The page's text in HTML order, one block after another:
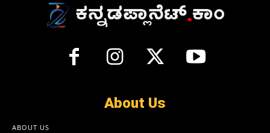
About Us
ABOUT US